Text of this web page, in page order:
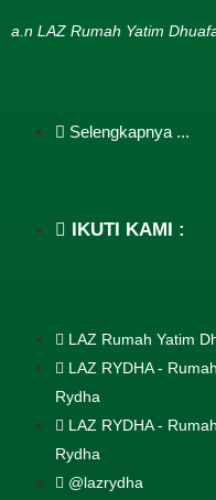
a.n LAZ Rumah Yatim
Selengkapnya ...
IKUTI KAMI :
LAZ Rumah Yatim
LAZ RYDHA -
Rydha
LAZ RYDHA -
Rydha
@lazrydha